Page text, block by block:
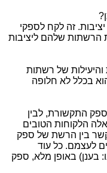
זה לקח לספקי
הרשתות שלהם ליציבות
של רשתות
בכלל לא חלופה
התקשורת, לבין
אלה הלקוחות הטובים
בין הרשת של ספק
לעצמם. כל עוד
בענן) באופן מלא, ספק